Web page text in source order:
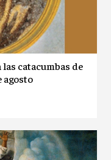
las catacumbas de
agosto